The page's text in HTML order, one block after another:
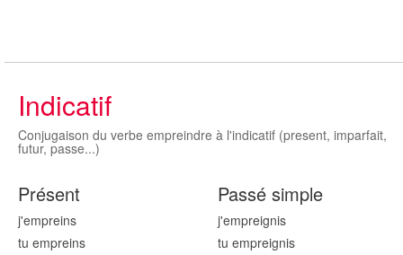
Indicatif
Conjugaison du verbe empreindre à l'indicatif (present, imparfait,
futur, passe...)
Présent
j'empreins
tu empreins
Passé simple
j'empreignis
tu empreignis